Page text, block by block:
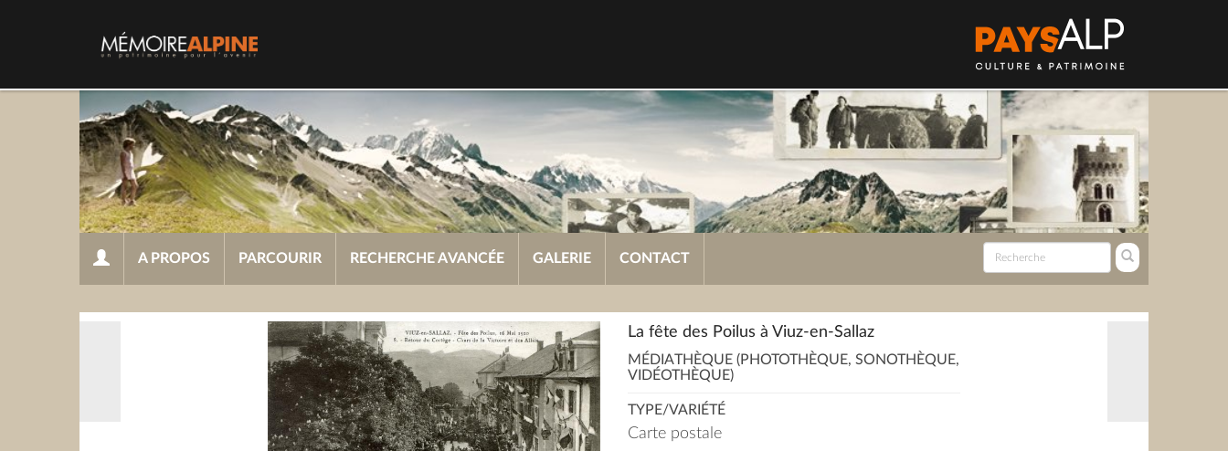
A PROPOS PARCOURIR RECHERCHE AVANCÉE GALERIE CONTACT
La fête des Poilus à Viuz-en-Sallaz
MÉDIATHÈQUE (PHOTOTHÈQUE, SONOTHÈQUE,
VIDÉOTHÈQUE)
TYPE/VARIÉTÉ
Carte postale